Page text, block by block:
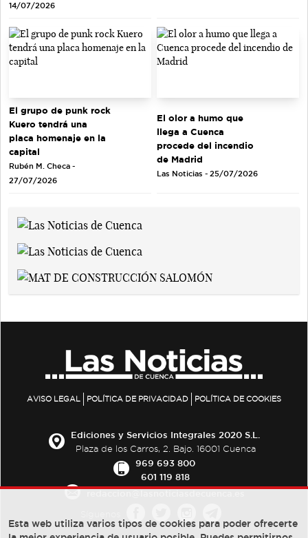
14/07/2026
El grupo de punk rock
Kuero tendrá una
placa homenaje en la
capital
Rubén M. Checa -
27/07/2026
El olor a humo que
llega a Cuenca
procede del incendio
de Madrid
Las Noticias - 25/07/2026
AVISO LEGAL POLÍTICA DE PRIVACIDAD POLÍTICA DE COOKIES
Ediciones y Servicios Integrales 2020 S.L.
Plaza de los Carros, 2. Bajo. 16001 Cuenca
969 693 800
601 119 818
Esta web utiliza varios tipos de cookies para poder ofrecerte